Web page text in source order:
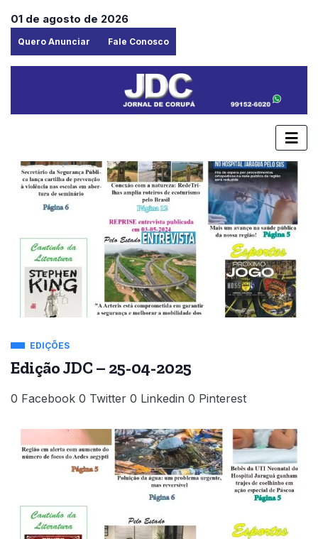
01 de agosto de 2026
Quero Anunciar Fale Conosco
EDIÇÕES
Edição JDC – 25-04-2025
0 Facebook 0 Twitter 0 Linkedin 0 Pinterest